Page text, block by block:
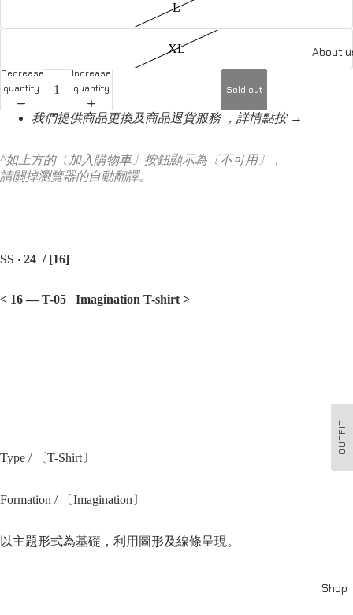
About
Shop
OUTFIT
L
XL
Decrease
quantity
Increase
quantity
Sold out
我們提供商品更換及商品退貨服務 ，詳情點按 →
^如上方的〔加入購物車〕按鈕顯示為〔不可用〕，
請關掉瀏覽器的自動翻譯。
SS ‧ 24 / [16]
< 16 — T-05 Imagination T-shirt >
Type / 〔T-Shirt〕
Formation / 〔Imagination〕
以主題形式為基礎，利用圖形及線條呈現。